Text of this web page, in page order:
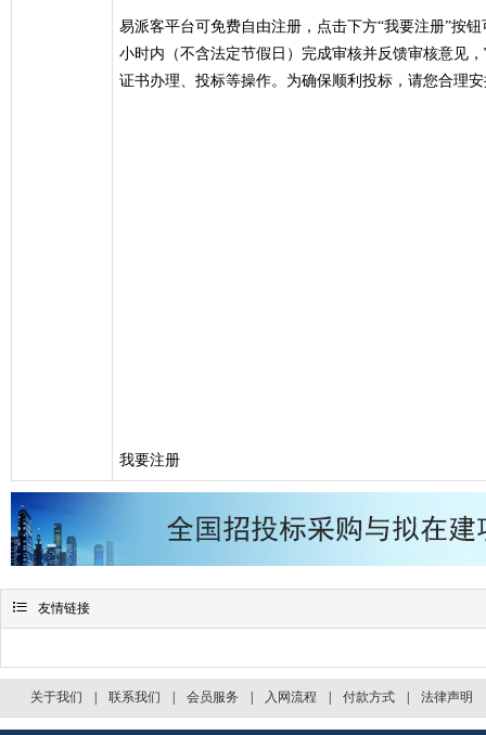
易派客平台可免费自由注册，点击下方“我要注册”按
小时内（不含法定节假日）完成审核并反馈审核意见
证书办理、投标等操作。为确保顺利投标，请您合理
我要注册
 友情链接
关于我们 联系我们 会员服务 入网流程 付款方式 法律声明